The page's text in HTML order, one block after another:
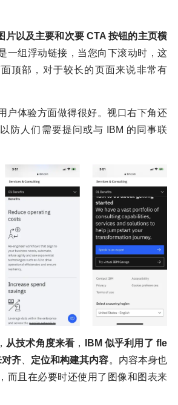
片以及主要和次要 CTA 按钮的主页横
一组浮动链接，当您向下滚动时，这
顶部，对于较长的页面来说非常有
户体验方面做得很好。视口右下角还
防人们需要提问或与 IBM 的同事联
从技术角度来看 ，
IBM 似乎利用了 fle
齐、 定位和构建其内容。内容本身也
而且在必要时还使用了图像和图表来